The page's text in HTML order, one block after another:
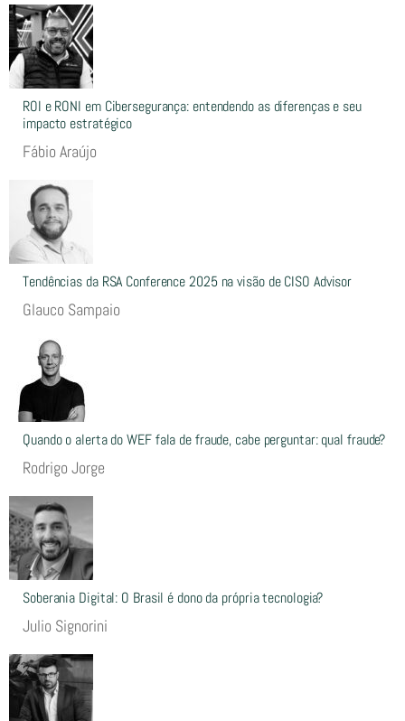
ROI e RONI em Cibersegurança: entendendo as diferenças e seu
impacto estratégico
Fábio Araújo
Tendências da RSA Conference 2025 na visão de CISO Advisor
Glauco Sampaio
Quando o alerta do WEF fala de fraude, cabe perguntar: qual fraude?
Rodrigo Jorge
Soberania Digital: O Brasil é dono da própria tecnologia?
Julio Signorini